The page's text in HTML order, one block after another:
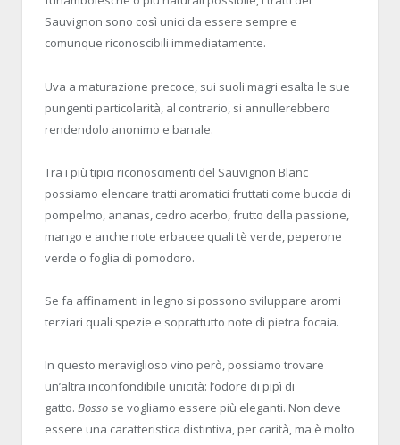
Sauvignon sono così unici da essere sempre e
comunque riconoscibili immediatamente.
Uva a maturazione precoce, sui suoli magri esalta le sue
pungenti particolarità, al contrario, si annullerebbero
rendendolo anonimo e banale.
Tra i più tipici riconoscimenti del Sauvignon Blanc
possiamo elencare tratti aromatici fruttati come buccia di
pompelmo, ananas, cedro acerbo, frutto della passione,
mango e anche note erbacee quali tè verde, peperone
verde o foglia di pomodoro.
Se fa affinamenti in legno si possono sviluppare aromi
terziari quali spezie e soprattutto note di pietra focaia.
In questo meraviglioso vino però, possiamo trovare
un’altra inconfondibile unicità: l’odore di pipì di
gatto. Bosso se vogliamo essere più eleganti. Non deve
essere una caratteristica distintiva, per carità, ma è molto